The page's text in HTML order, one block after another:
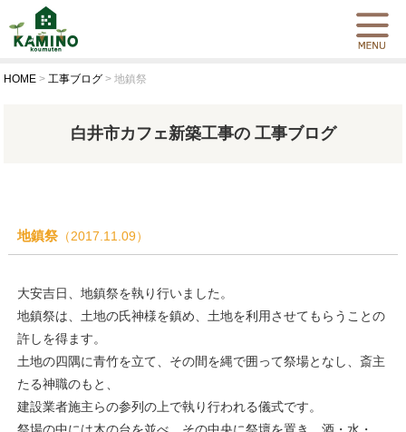
HOME >工事ブログ >地鎮祭
白井市カフェ新築工事の 工事ブログ
地鎮祭（2017.11.09）
大安吉日、地鎮祭を執り行いました。
地鎮祭は、土地の氏神様を鎮め、土地を利用させてもらうことの
許しを得ます。
土地の四隅に青竹を立て、その間を縄で囲って祭場となし、斎主
たる神職のもと、
建設業者施主らの参列の上で執り行われる儀式です。